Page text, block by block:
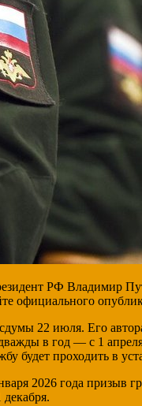
РФ Владимир Путин
официального
22 июля. Его
в год — с 1
будет проходить в
2026 года призыв